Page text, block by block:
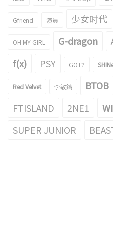
Gfriend 演員 少女时代
OH MY GIRL G-dragon
f(x) PSY GOT7
Red Velvet 李敏鎬 BTOB
FTISLAND
2NE1
SUPER JUNIOR